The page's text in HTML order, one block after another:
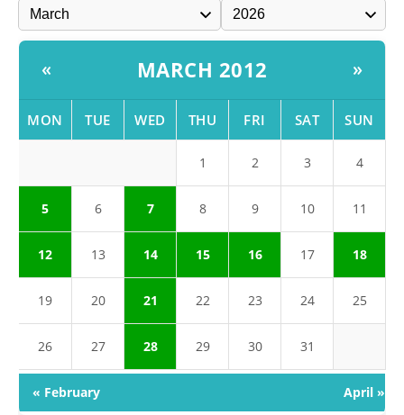
« MARCH 2012 »
MON TUE WED THU FRI SAT SUN
1 2 3 4
5 6 7 8 9 10 11
12 13 14 15 16 17 18
19 20 21 22 23 24 25
26 27 28 29 30 31
« February April »